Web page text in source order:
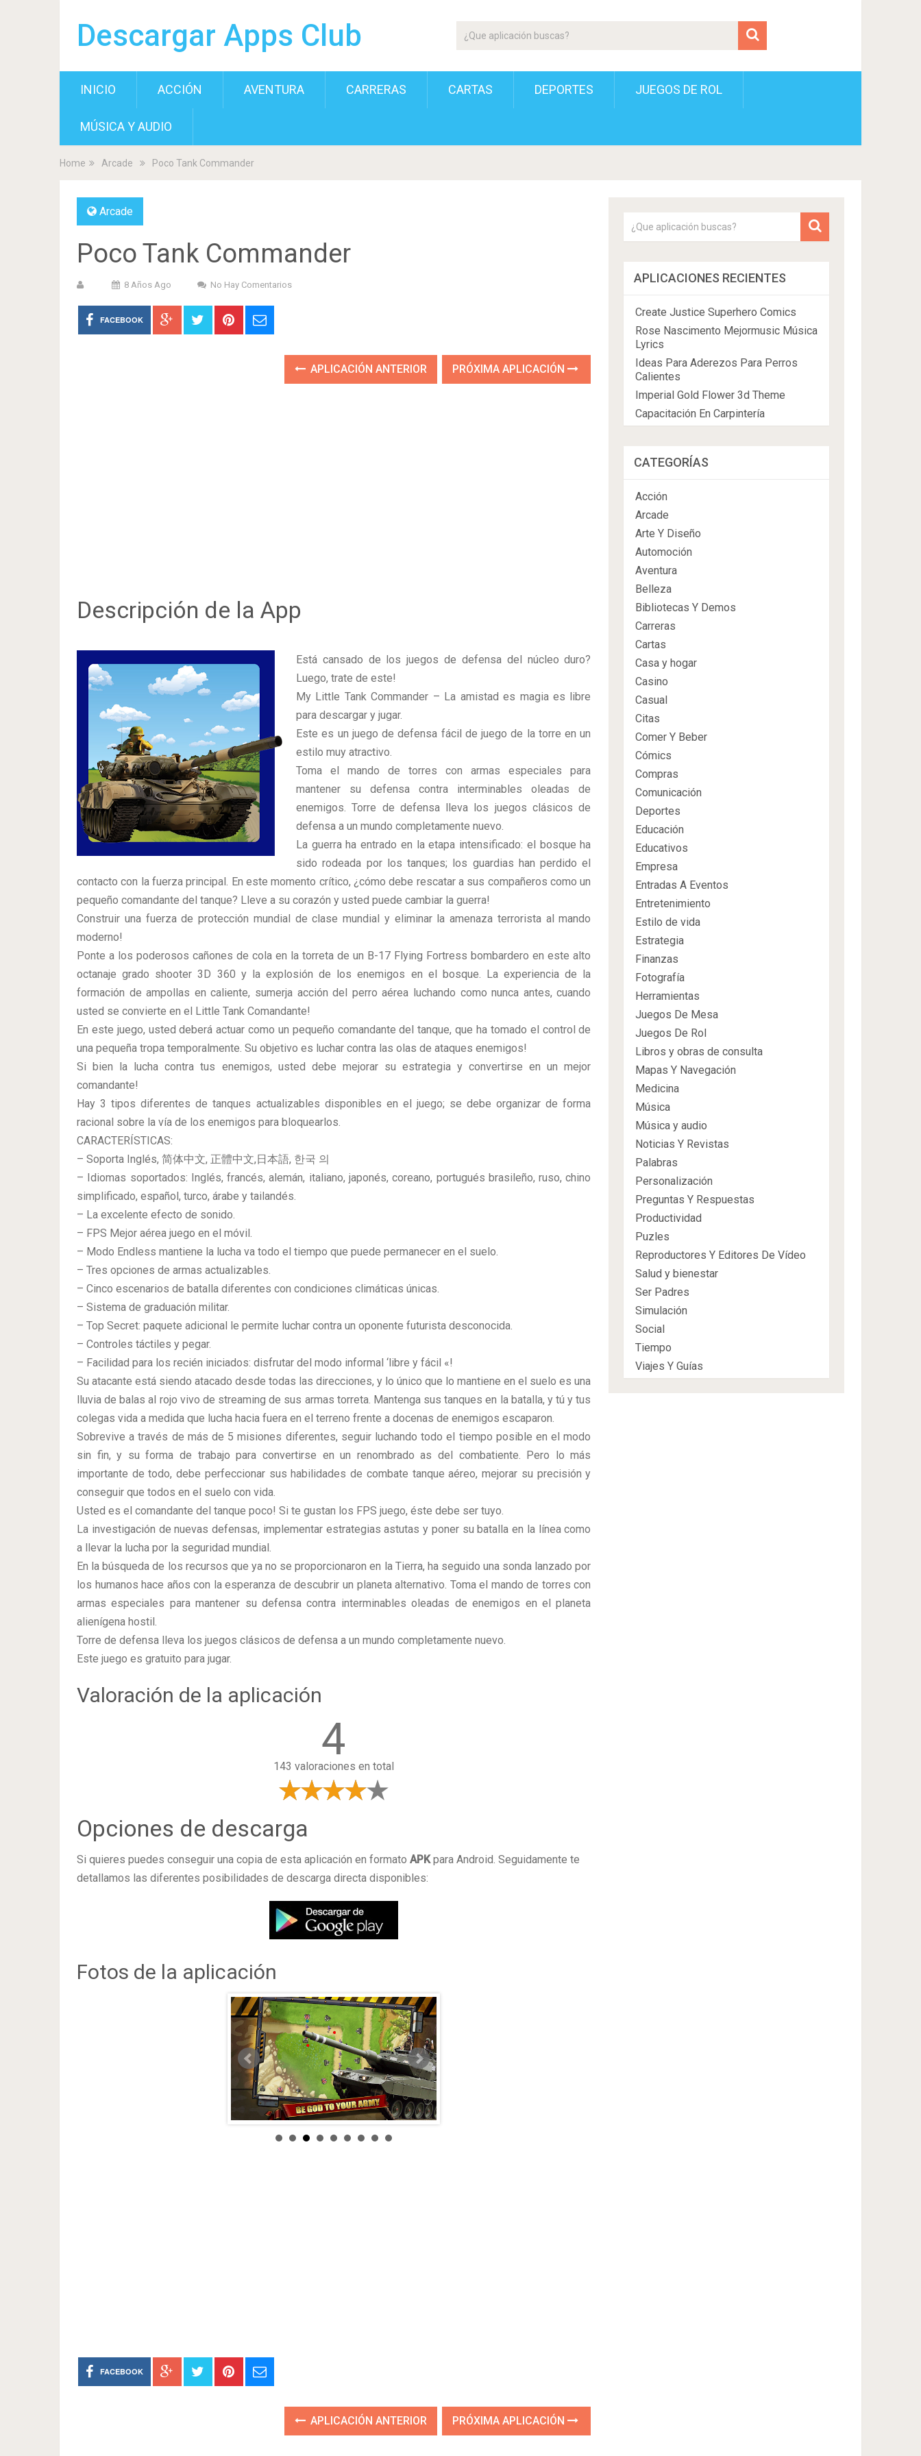
Descargar Apps Club
INICIO ACCIÓN AVENTURA CARRERAS CARTAS DEPORTES JUEGOS DE ROL
MÚSICA Y AUDIO
Home Arcade Poco Tank Commander
Arcade
Poco Tank Commander
8 Años Ago No Hay Comentarios
FACEBOOK
APLICACIÓN ANTERIOR PRÓXIMA APLICACIÓN
Descripción de la App
Está cansado de los juegos de defensa del núcleo duro?
Luego, trate de este!
My Little Tank Commander – La amistad es magia es libre
para descargar y jugar.
Este es un juego de defensa fácil de juego de la torre en un
estilo muy atractivo.
Toma el mando de torres con armas especiales para
mantener su defensa contra interminables oleadas de
enemigos. Torre de defensa lleva los juegos clásicos de
defensa a un mundo completamente nuevo.
La guerra ha entrado en la etapa intensificado: el bosque ha
sido rodeada por los tanques; los guardias han perdido el
contacto con la fuerza principal. En este momento crítico, ¿cómo debe rescatar a sus compañeros como un
pequeño comandante del tanque? Lleve a su corazón y usted puede cambiar la guerra!
Construir una fuerza de protección mundial de clase mundial y eliminar la amenaza terrorista al mando
moderno!
Ponte a los poderosos cañones de cola en la torreta de un B-17 Flying Fortress bombardero en este alto
octanaje grado shooter 3D 360 y la explosión de los enemigos en el bosque. La experiencia de la
formación de ampollas en caliente, sumerja acción del perro aérea luchando como nunca antes, cuando
usted se convierte en el Little Tank Comandante!
En este juego, usted deberá actuar como un pequeño comandante del tanque, que ha tomado el control de
una pequeña tropa temporalmente. Su objetivo es luchar contra las olas de ataques enemigos!
Si bien la lucha contra tus enemigos, usted debe mejorar su estrategia y convertirse en un mejor
comandante!
Hay 3 tipos diferentes de tanques actualizables disponibles en el juego; se debe organizar de forma
racional sobre la vía de los enemigos para bloquearlos.
CARACTERÍSTICAS:
– Soporta Inglés, 简体中文, 正體中文,日本語, 한국 의
– Idiomas soportados: Inglés, francés, alemán, italiano, japonés, coreano, portugués brasileño, ruso, chino
simplificado, español, turco, árabe y tailandés.
– La excelente efecto de sonido.
– FPS Mejor aérea juego en el móvil.
– Modo Endless mantiene la lucha va todo el tiempo que puede permanecer en el suelo.
– Tres opciones de armas actualizables.
– Cinco escenarios de batalla diferentes con condiciones climáticas únicas.
– Sistema de graduación militar.
– Top Secret: paquete adicional le permite luchar contra un oponente futurista desconocida.
– Controles táctiles y pegar.
– Facilidad para los recién iniciados: disfrutar del modo informal ‘libre y fácil «!
Su atacante está siendo atacado desde todas las direcciones, y lo único que lo mantiene en el suelo es una
lluvia de balas al rojo vivo de streaming de sus armas torreta. Mantenga sus tanques en la batalla, y tú y tus
colegas vida a medida que lucha hacia fuera en el terreno frente a docenas de enemigos escaparon.
Sobrevive a través de más de 5 misiones diferentes, seguir luchando todo el tiempo posible en el modo
sin fin, y su forma de trabajo para convertirse en un renombrado as del combatiente. Pero lo más
importante de todo, debe perfeccionar sus habilidades de combate tanque aéreo, mejorar su precisión y
conseguir que todos en el suelo con vida.
Usted es el comandante del tanque poco! Si te gustan los FPS juego, éste debe ser tuyo.
La investigación de nuevas defensas, implementar estrategias astutas y poner su batalla en la línea como
a llevar la lucha por la seguridad mundial.
En la búsqueda de los recursos que ya no se proporcionaron en la Tierra, ha seguido una sonda lanzado por
los humanos hace años con la esperanza de descubrir un planeta alternativo. Toma el mando de torres con
armas especiales para mantener su defensa contra interminables oleadas de enemigos en el planeta
alienígena hostil.
Torre de defensa lleva los juegos clásicos de defensa a un mundo completamente nuevo.
Este juego es gratuito para jugar.
Valoración de la aplicación
4
143 valoraciones en total
Opciones de descarga
Si quieres puedes conseguir una copia de esta aplicación en formato APKpara Android. Seguidamente te
detallamos las diferentes posibilidades de descarga directa disponibles:
Fotos de la aplicación
FACEBOOK
APLICACIÓN ANTERIOR PRÓXIMA APLICACIÓN
APLICACIONES RECIENTES
Create Justice Superhero Comics
Rose Nascimento Mejormusic Música
Lyrics
Ideas Para Aderezos Para Perros
Calientes
Imperial Gold Flower 3d Theme
Capacitación En Carpintería
CATEGORÍAS
Acción
Arcade
Arte Y Diseño
Automoción
Aventura
Belleza
Bibliotecas Y Demos
Carreras
Cartas
Casa y hogar
Casino
Casual
Citas
Comer Y Beber
Cómics
Compras
Comunicación
Deportes
Educación
Educativos
Empresa
Entradas A Eventos
Entretenimiento
Estilo de vida
Estrategia
Finanzas
Fotografía
Herramientas
Juegos De Mesa
Juegos De Rol
Libros y obras de consulta
Mapas Y Navegación
Medicina
Música
Música y audio
Noticias Y Revistas
Palabras
Personalización
Preguntas Y Respuestas
Productividad
Puzles
Reproductores Y Editores De Vídeo
Salud y bienestar
Ser Padres
Simulación
Social
Tiempo
Viajes Y Guías